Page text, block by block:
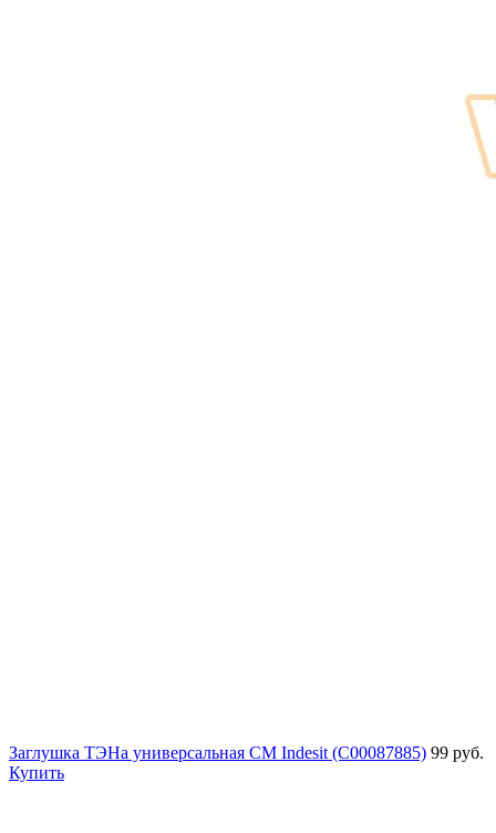
Заглушка ТЭНа универсальная СМ Indesit (C00087885) 99 руб.
Купить